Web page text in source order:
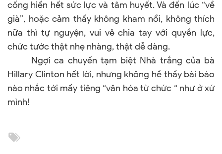
cống hiến hết sức lực và tâm huyết. Và đến lúc “về
già”, hoặc cảm thấy không kham nổi, không thích
nữa thì tự nguyện, vui vẻ chia tay với quyền lực,
chức tước thật nhẹ nhàng, thật dễ dàng.
Ngợi ca chuyến tạm biệt Nhà trắng của bà
Hillary Clinton hết lời, nhưng không hề thấy bài báo
nào nhắc tới mấy tiêng “văn hóa từ chức “ như ở xứ
mình!